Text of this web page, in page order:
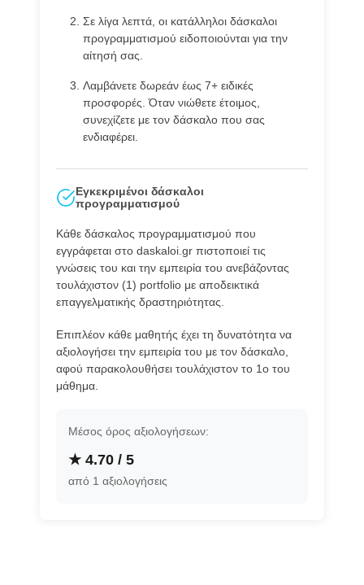
Σε λίγα λεπτά, οι κατάλληλοι δάσκαλοι
προγραμματισμού ειδοποιούνται για την
αίτησή σας.
Λαμβάνετε δωρεάν έως 7+ ειδικές
προσφορές. Όταν νιώθετε έτοιμος,
συνεχίζετε με τον δάσκαλο που σας
ενδιαφέρει.
Εγκεκριμένοι δάσκαλοι
προγραμματισμού
Κάθε δάσκαλος προγραμματισμού που
εγγράφεται στο daskaloi.gr πιστοποιεί τις
γνώσεις του και την εμπειρία του ανεβάζοντας
τουλάχιστον (1) portfolio με αποδεικτικά
επαγγελματικής δραστηριότητας.
Επιπλέον κάθε μαθητής έχει τη δυνατότητα να
αξιολογήσει την εμπειρία του με τον δάσκαλο,
αφού παρακολουθήσει τουλάχιστον το 1ο του
μάθημα.
Μέσος όρος αξιολογήσεων:
★ 4.70 / 5
από 1 αξιολογήσεις